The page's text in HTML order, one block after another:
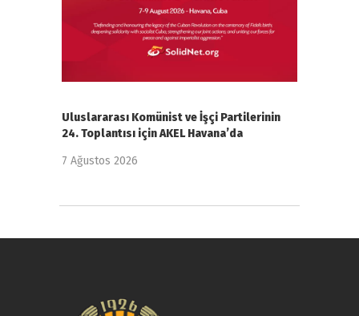
Uluslararası Komünist ve İşçi Partilerinin
24. Toplantısı için AKEL Havana’da
7 Ağustos 2026